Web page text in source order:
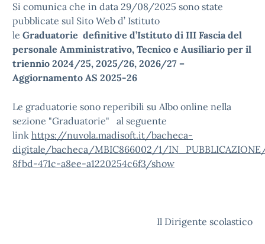
Si comunica che in data 29/08/2025 sono state
pubblicate sul Sito Web d’ Istituto
le Graduatorie definitive d’Istituto di III Fascia del
personale Amministrativo, Tecnico e Ausiliario per il
triennio 2024/25, 2025/26, 2026/27 –
Aggiornamento AS 2025-26
Le graduatorie sono reperibili su Albo online nella
sezione "Graduatorie" al seguente
link https://nuvola.madisoft.it/bacheca-
digitale/bacheca/MBIC866002/1/
8fbd-471c-a8ee-a1220254c6f3/show
Il Dirigente scolastico